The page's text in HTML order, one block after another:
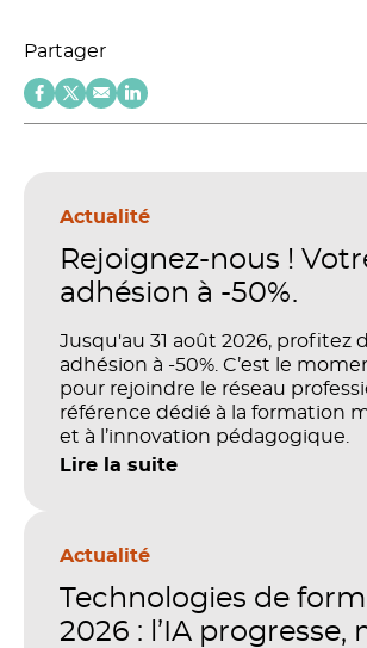
Partager
Actualité
Rejoignez-nous !
adhésion à -50%.
Jusqu'au 31 août 2026, profitez
adhésion à -50%. C’est le
pour rejoindre le réseau
référence dédié à la formation
et à l’innovation pédagogique.
Lire la suite
Actualité
Technologies de
2026 : l’IA progresse,